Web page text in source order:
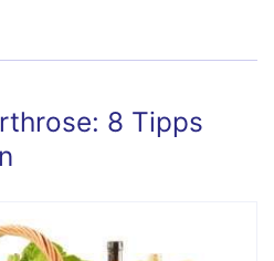
8 Tipps